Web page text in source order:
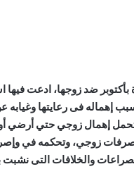
إهماله فى رعايتها
إهمال زوجي حتي أرضي
زوجي، وتحكمه في
والخلافات التى نشبت
الدين …. يكتب
القرن 21